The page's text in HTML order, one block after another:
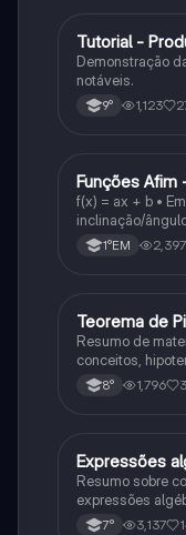
Matematica
Tutorial -
Demonstração
notáveis.
9° 1,123
Matematica
Funções Afim
f(x) = ax + b •
inclinação/
variável: a b →
eixo y).
1°EM 2,397
Matematica
Teorema de
Resumo de
conceitos,
8° 1,796
Matematica
Expressões
Resumo sobre
expressões
7° 3,137